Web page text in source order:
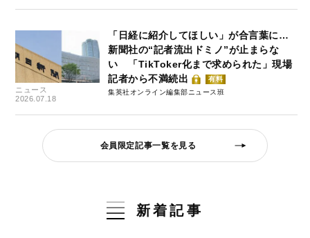
ニュース
2026.07.18
「日経に紹介してほしい」が合言葉に…
新聞社の“記者流出ドミノ”が止まらな
い 「TikToker化まで求められた」現場
記者から不満続出
有料
集英社オンライン編集部ニュース班
会員限定記事一覧を見る
新着記事